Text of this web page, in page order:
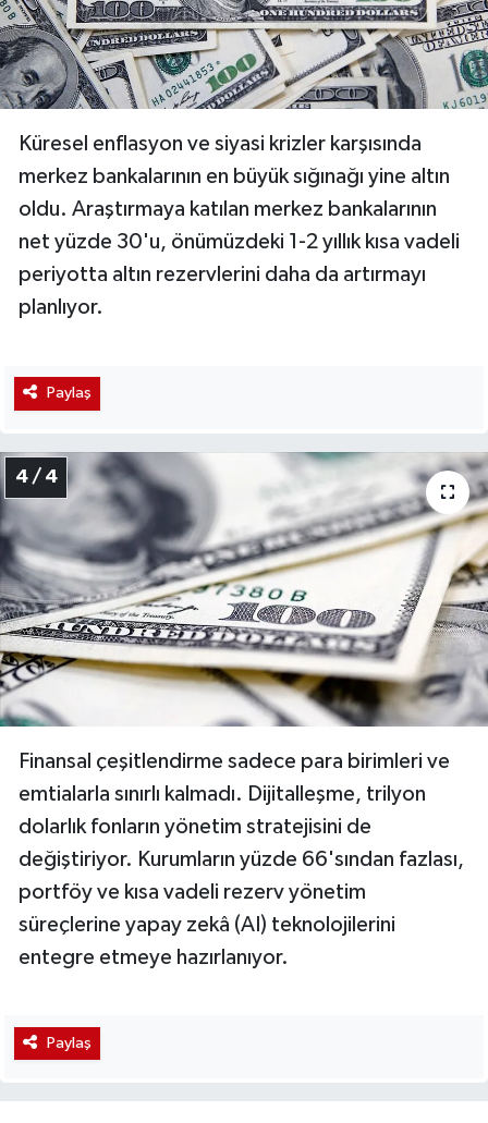
Küresel enflasyon ve siyasi krizler karşısında
merkez bankalarının en büyük sığınağı yine altın
oldu. Araştırmaya katılan merkez bankalarının
net yüzde 30'u, önümüzdeki 1-2 yıllık kısa vadeli
periyotta altın rezervlerini daha da artırmayı
planlıyor.
Paylaş
4 / 4
Finansal çeşitlendirme sadece para birimleri ve
emtialarla sınırlı kalmadı. Dijitalleşme, trilyon
dolarlık fonların yönetim stratejisini de
değiştiriyor. Kurumların yüzde 66'sından fazlası,
portföy ve kısa vadeli rezerv yönetim
süreçlerine yapay zekâ (AI) teknolojilerini
entegre etmeye hazırlanıyor.
Paylaş